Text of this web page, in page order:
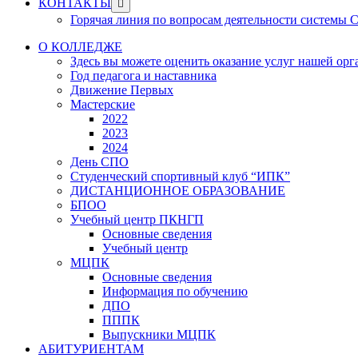
КОНТАКТЫ
sub
menu
Горячая линия по вопросам деятельности системы
О КОЛЛЕДЖЕ
Здесь вы можете оценить оказание услуг нашей
Год педагога и наставника
Движение Первых
Мастерские
2022
2023
2024
День СПО
Студенческий спортивный клуб “ИПК”
ДИСТАНЦИОННОЕ ОБРАЗОВАНИЕ
БПОО
Учебный центр ПКНГП
Основные сведения
Учебный центр
МЦПК
Основные сведения
Информация по обучению
ДПО
ПППК
Выпускники МЦПК
АБИТУРИЕНТАМ